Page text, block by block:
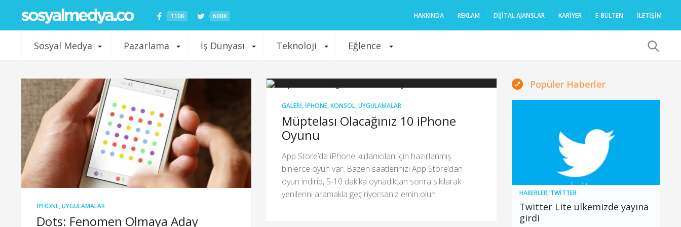
110K 600K HAKKINDA REKLAM DIJITAL AJANSLAR KARIYER E-BÜLTEN İLETİŞİM
Sosyal Medya Pazarlama İş Dünyası Teknoloji Eğlence
IPHONE,UYGULAMALAR
Dots: Fenomen Olmaya Aday
GALERI, IPHONE,KONSOL,UYGULAMALAR
Müptelası Olacağınız 10 iPhone
Oyunu
App Store’da iPhone kullanıcıları için hazırlanmış
binlerce oyun var. Bazen saatlerinizi App Store’dan
oyun indirip, 5-10 dakika oynadıktan sonra sıkılarak
yenilerini aramakla geçiriyorsanız emin olun
Popüler Haberler
HABERLER, TWITTER
Twitter Lite ülkemizde yayına
girdi